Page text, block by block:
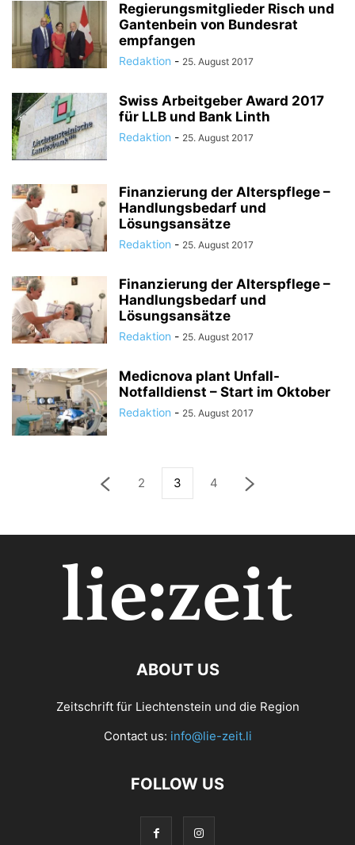
Regierungsmitglieder Risch und
Gantenbein von Bundesrat
empfangen
Redaktion - 25. August 2017
Swiss Arbeitgeber Award 2017
für LLB und Bank Linth
Redaktion - 25. August 2017
Finanzierung der Alterspflege –
Handlungsbedarf und
Lösungsansätze
Redaktion - 25. August 2017
Finanzierung der Alterspflege –
Handlungsbedarf und
Lösungsansätze
Redaktion - 25. August 2017
Medicnova plant Unfall-
Notfalldienst – Start im Oktober
Redaktion - 25. August 2017
2 3 4
ABOUT US
Zeitschrift für Liechtenstein und die Region
Contact us: info@lie-zeit.li
FOLLOW US